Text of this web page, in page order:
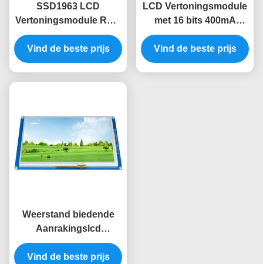
SSD1963 LCD
Vertoningsmodule RGB
480x272 de Module van
4,3 Duimtft Lcd met
Aanraking
Vind de beste prijs
LCD Vertoningsmodule
met 16 bits 400mA
Scherm van de de
Module het Slimme
Vertoning van 7 Duimtft
Vind de beste prijs
Weerstand biedende
Aanrakingslcd
Vertoningsmodule 8080
de Module 800x480
Vind de beste prijs